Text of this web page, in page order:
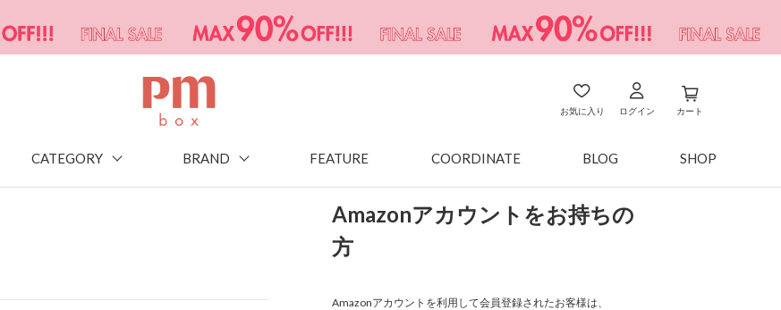
お気に入り ログイン カート
CATEGORY BRAND FEATURE COORDINATE BLOG SHOP
Amazonアカウントをお持ちの
方
Amazonアカウントを利用して会員登録されたお客様は、